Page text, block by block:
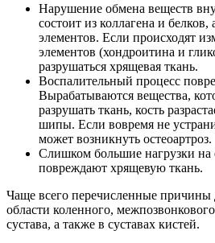
Нарушение обмена веществ
состоит из коллагена и
элементов. Если происходят
элементов (хондроитина и
разрушаться хрящевая ткань.
Воспалительный процесс
Вырабатываются вещества,
разрушать ткань, кость
шипы. Если вовремя не
может возникнуть остеоартроз.
Слишком большие нагрузки на
повреждают хрящевую ткань.
Чаще всего перечисленные причины
области коленного,
сустава, а также в суставах кистей.